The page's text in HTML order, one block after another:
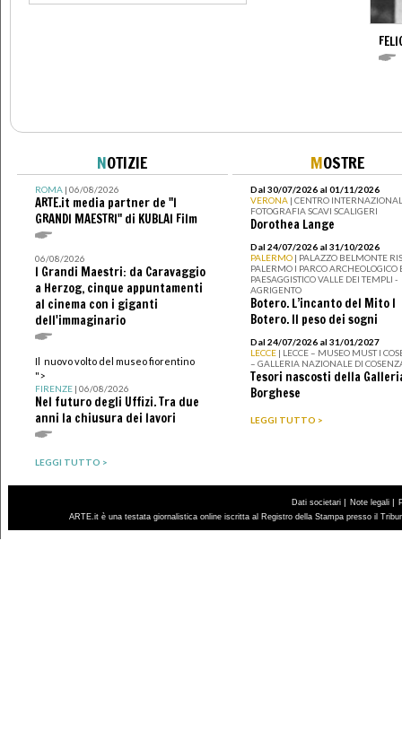
NOTIZIE
ROMA| 06/08/2026
ARTE.it media partner de "I
GRANDI MAESTRI" di KUBLAI Film
06/08/2026
I Grandi Maestri: da Caravaggio
a Herzog, cinque appuntamenti
al cinema con i giganti
dell'immaginario
Il nuovo volto del museo fiorentino
">
FIRENZE| 06/08/2026
Nel futuro degli Uffizi. Tra due
anni la chiusura dei lavori
LEGGI TUTTO >
MOSTRE
Dal 30/07/2026 al 01/11/2026
VERONA | CENTRO
FOTOGRAFIA SCAVI SCALIGERI
Dorothea Lange
Dal 24/07/2026 al 31/10/2026
PALERMO | PALAZZO BELMONTE
PALERMO I PARCO ARCHEOLOGICO
PAESAGGISTICO VALLE DEI TEMPLI -
AGRIGENTO
Botero. L’incanto del Mito I
Botero. Il peso dei sogni
Dal 24/07/2026 al 31/01/2027
LECCE | LECCE – MUSEO MUST I
– GALLERIA NAZIONALE DI
Tesori nascosti della
Borghese
LEGGI TUTTO >
Dati societari | Note legali |
ARTE.it è una testata giornalistica online iscritta al Registro della Stampa presso il